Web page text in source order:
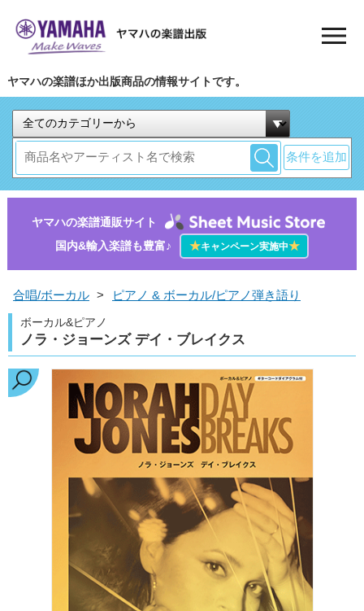
ヤマハの楽譜ほか出版商品の情報サイトです。
条件を追加
ヤマハの楽譜通販サイト
国内&輸入楽譜も豊富♪
★キャンペーン実施中★
合唱/ボーカル > ピアノ & ボーカル/ピアノ弾き語り
ボーカル&ピアノ
ノラ・ジョーンズ デイ・ブレイクス